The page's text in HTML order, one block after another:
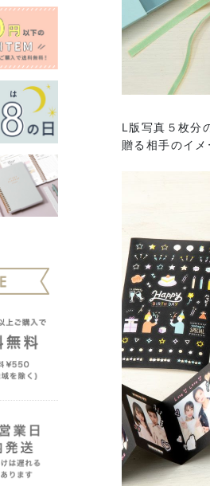
L版写真５枚分
贈る相手のイメ